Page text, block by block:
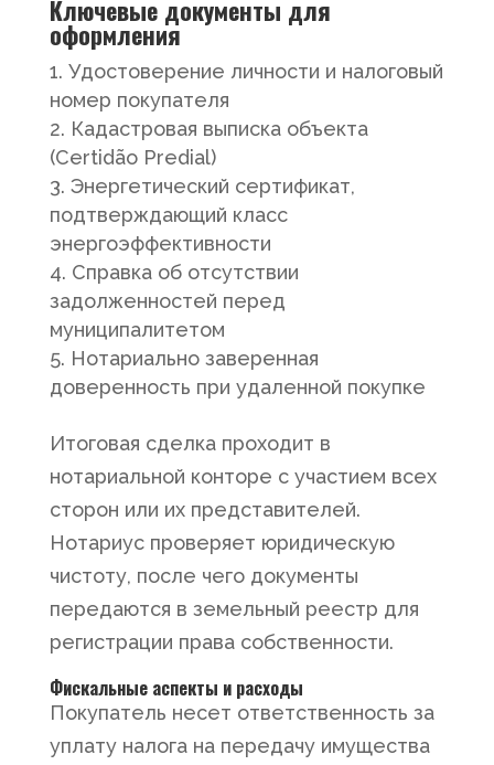
Ключевые документы для
оформления
Удостоверение личности и налоговый
номер покупателя
Кадастровая выписка объекта
(Certidão Predial)
Энергетический сертификат,
подтверждающий класс
энергоэффективности
Справка об отсутствии
задолженностей перед
муниципалитетом
Нотариально заверенная
доверенность при удаленной покупке
Итоговая сделка проходит в
нотариальной конторе с участием всех
сторон или их представителей.
Нотариус проверяет юридическую
чистоту, после чего документы
передаются в земельный реестр для
регистрации права собственности.
Фискальные аспекты и расходы
Покупатель несет ответственность за
уплату налога на передачу имущества